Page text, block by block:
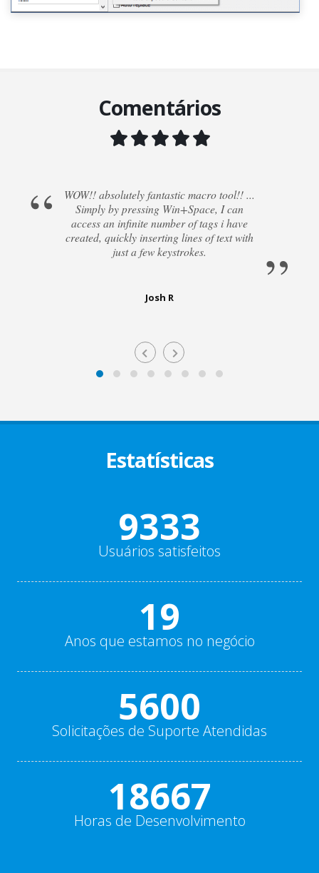
Comentários
WOW!! absolutely fantastic macro tool!! ...
Simply by pressing Win+Space, I can
access an infinite number of tags i have
created, quickly inserting lines of text with
just a few keystrokes.
Josh R
Estatísticas
10000+
Usuários satisfeitos
20
Anos que estamos no negócio
6000+
Solicitações de Suporte Atendidas
20000+
Horas de Desenvolvimento